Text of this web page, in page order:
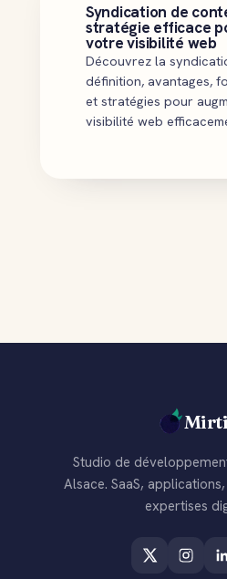
Syndication de
stratégie efficace
votre visibilité web
Découvrez la
définition, avantages,
et stratégies pour
visibilité web
Studio de
Alsace. SaaS,
expertises